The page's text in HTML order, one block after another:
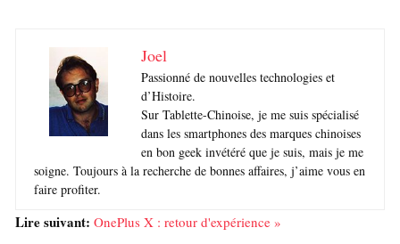
Joel
Passionné de nouvelles technologies et
d’Histoire.
Sur Tablette-Chinoise, je me suis spécialisé
dans les smartphones des marques chinoises
en bon geek invétéré que je suis, mais je me
soigne. Toujours à la recherche de bonnes affaires, j’aime vous en
faire profiter.
Lire suivant: OnePlus X : retour d'expérience »